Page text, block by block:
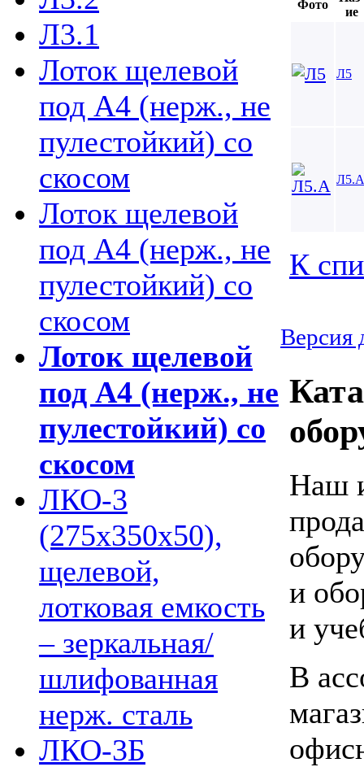
Л3.1
Лоток щелевой
под А4 (нерж., не
пулестойкий) со
скосом
Лоток щелевой
под А4 (нерж., не
пулестойкий) со
скосом
Лоток щелевой
под А4 (нерж., не
пулестойкий) со
скосом
ЛКО-3
(275х350х50),
щелевой,
лотковая емкость
– зеркальная/
шлифованная
нерж. сталь
ЛКО-3Б
Фото
ие
Л5
Л5.А
К
Версия
Наш
и
и
В